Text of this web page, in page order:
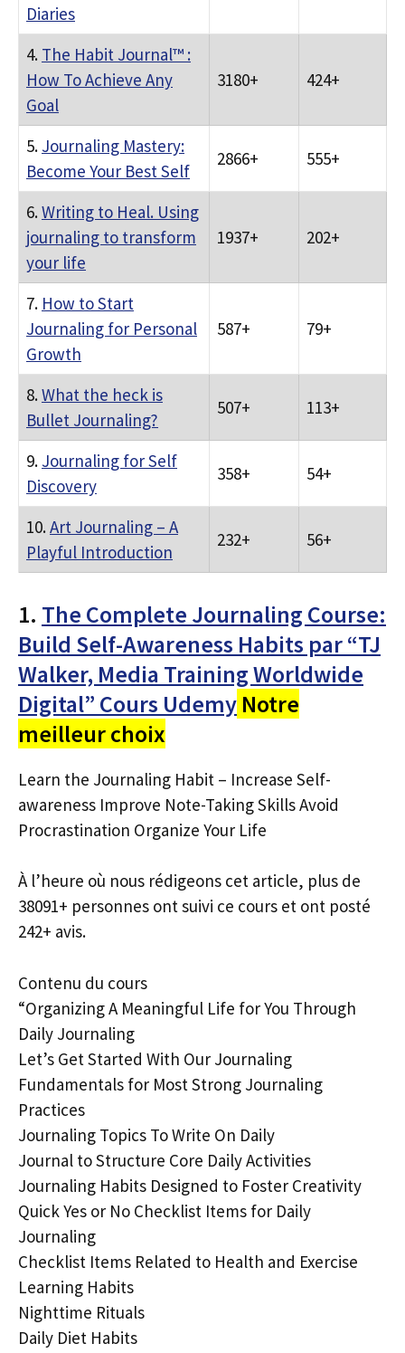
Diaries
4. The Habit Journal™ :
How To Achieve Any
Goal
3180+ 424+
5. Journaling Mastery:
Become Your Best Self
2866+ 555+
6.Writing to Heal. Using
journaling to transform
your life
1937+ 202+
7. How to Start
Journaling for Personal
Growth
587+ 79+
8.What the heck is
Bullet Journaling?
507+ 113+
9. Journaling for Self
Discovery
358+ 54+
10.Art Journaling – A
Playful Introduction
232+ 56+
1. The Complete Journaling Course:
Build Self-Awareness Habits par “TJ
Walker, Media Training Worldwide
Digital” Cours Udemy Notre
meilleur choix
Learn the Journaling Habit – Increase Self-
awareness Improve Note-Taking Skills Avoid
Procrastination Organize Your Life
À l’heure où nous rédigeons cet article, plus de
38091+ personnes ont suivi ce cours et ont posté
242+ avis.
Contenu du cours
“Organizing A Meaningful Life for You Through
Daily Journaling
Let’s Get Started With Our Journaling
Fundamentals for Most Strong Journaling
Practices
Journaling Topics To Write On Daily
Journal to Structure Core Daily Activities
Journaling Habits Designed to Foster Creativity
Quick Yes or No Checklist Items for Daily
Journaling
Checklist Items Related to Health and Exercise
Learning Habits
Nighttime Rituals
Daily Diet Habits